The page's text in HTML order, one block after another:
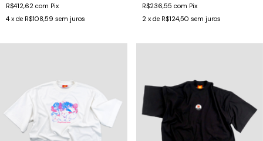
R$412,62 com Pix
4 x de R$108,59 sem juros
R$236,55 com Pix
2 x de R$124,50 sem juros